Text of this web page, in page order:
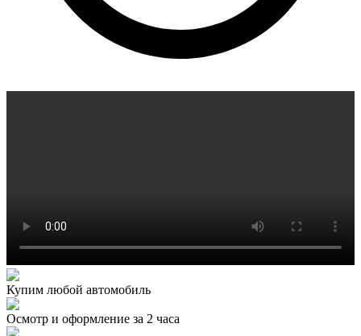
Купим любой автомобиль
Осмотр и оформление за 2 часа